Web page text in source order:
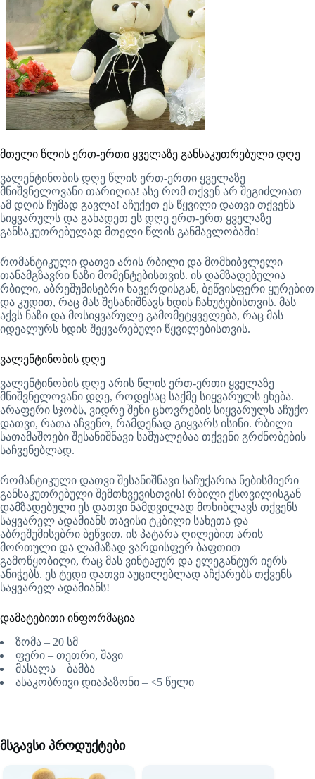
მთელი წლის ერთ-ერთი ყველაზე განსაკუთრებული დღე
ვალენტინობის დღე წლის ერთ-ერთი ყველაზე
მნიშვნელოვანი თარიღია! ასე რომ თქვენ არ შეგიძლიათ
ამ დღის ჩუმად გავლა! აჩუქეთ ეს წყვილი დათვი თქვენს
სიყვარულს და გახადეთ ეს დღე ერთ-ერთ ყველაზე
განსაკუთრებულად მთელი წლის განმავლობაში!
რომანტიკული დათვი არის რბილი და მომხიბვლელი
თანამგზავრი ნაზი მომენტებისთვის. ის დამზადებულია
რბილი, აბრეშუმისებრი ხავერდისგან, ბეწვისფერი ყურებით
და კუდით, რაც მას შესანიშნავს ხდის ჩახუტებისთვის. მას
აქვს ნაზი და მოსიყვარულე გამომეტყველება, რაც მას
იდეალურს ხდის შეყვარებული წყვილებისთვის.
ვალენტინობის დღე
ვალენტინობის დღე არის წლის ერთ-ერთი ყველაზე
მნიშვნელოვანი დღე, როდესაც საქმე სიყვარულს ეხება.
არაფერი სჯობს, ვიდრე შენი ცხოვრების სიყვარულს აჩუქო
დათვი, რათა აჩვენო, რამდენად გიყვარს ისინი. რბილი
სათამაშოები შესანიშნავი საშუალებაა თქვენი გრძნობების
საჩვენებლად.
რომანტიკული დათვი შესანიშნავი საჩუქარია ნებისმიერი
განსაკუთრებული შემთხვევისთვის! რბილი ქსოვილისგან
დამზადებული ეს დათვი ნამდვილად მოხიბლავს თქვენს
საყვარელ ადამიანს თავისი ტკბილი სახეთა და
აბრეშუმისებრი ბეწვით. ის პატარა ღილებით არის
მორთული და ლამაზად ვარდისფერ ბაფთით
გამოწყობილი, რაც მას ვინტაჟურ და ელეგანტურ იერს
ანიჭებს. ეს ტედი დათვი აუცილებლად აჩქარებს თქვენს
საყვარელ ადამიანს!
დამატებითი ინფორმაცია
ზომა – 20 სმ
ფერი – თეთრი, შავი
მასალა – ბამბა
ასაკობრივი დიაპაზონი – <5 წელი
მსგავსი პროდუქტები